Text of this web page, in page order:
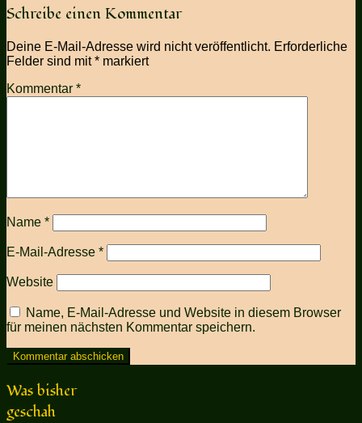
Schreibe einen Kommentar
Deine E-Mail-Adresse wird nicht veröffentlicht. Erforderliche
Felder sind mit* markiert
Kommentar *
Name *
E-Mail-Adresse *
Website
Name, E-Mail-Adresse und Website in diesem Browser
für meinen nächsten Kommentar speichern.
Was bisher
geschah